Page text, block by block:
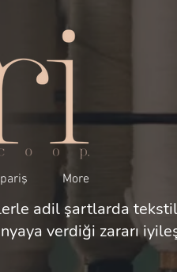
More
adil şartlarda
verdiği zararı